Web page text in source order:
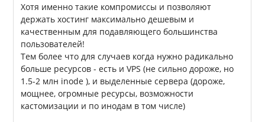
Хотя именно такие компромиссы и позволяют
держать хостинг максимально дешевым и
качественным для подавляющего большинства
пользователей!
Тем более что для случаев когда нужно радикально
больше ресурсов - есть и VPS (не сильно дороже, но
1.5-2 млн inode ), и выделенные сервера (дороже,
мощнее, огромные ресурсы, возможности
кастомизации и по инодам в том числе)